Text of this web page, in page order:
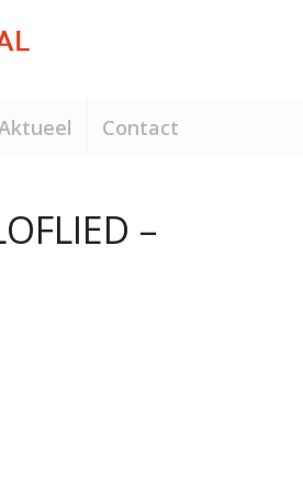
Contact
–